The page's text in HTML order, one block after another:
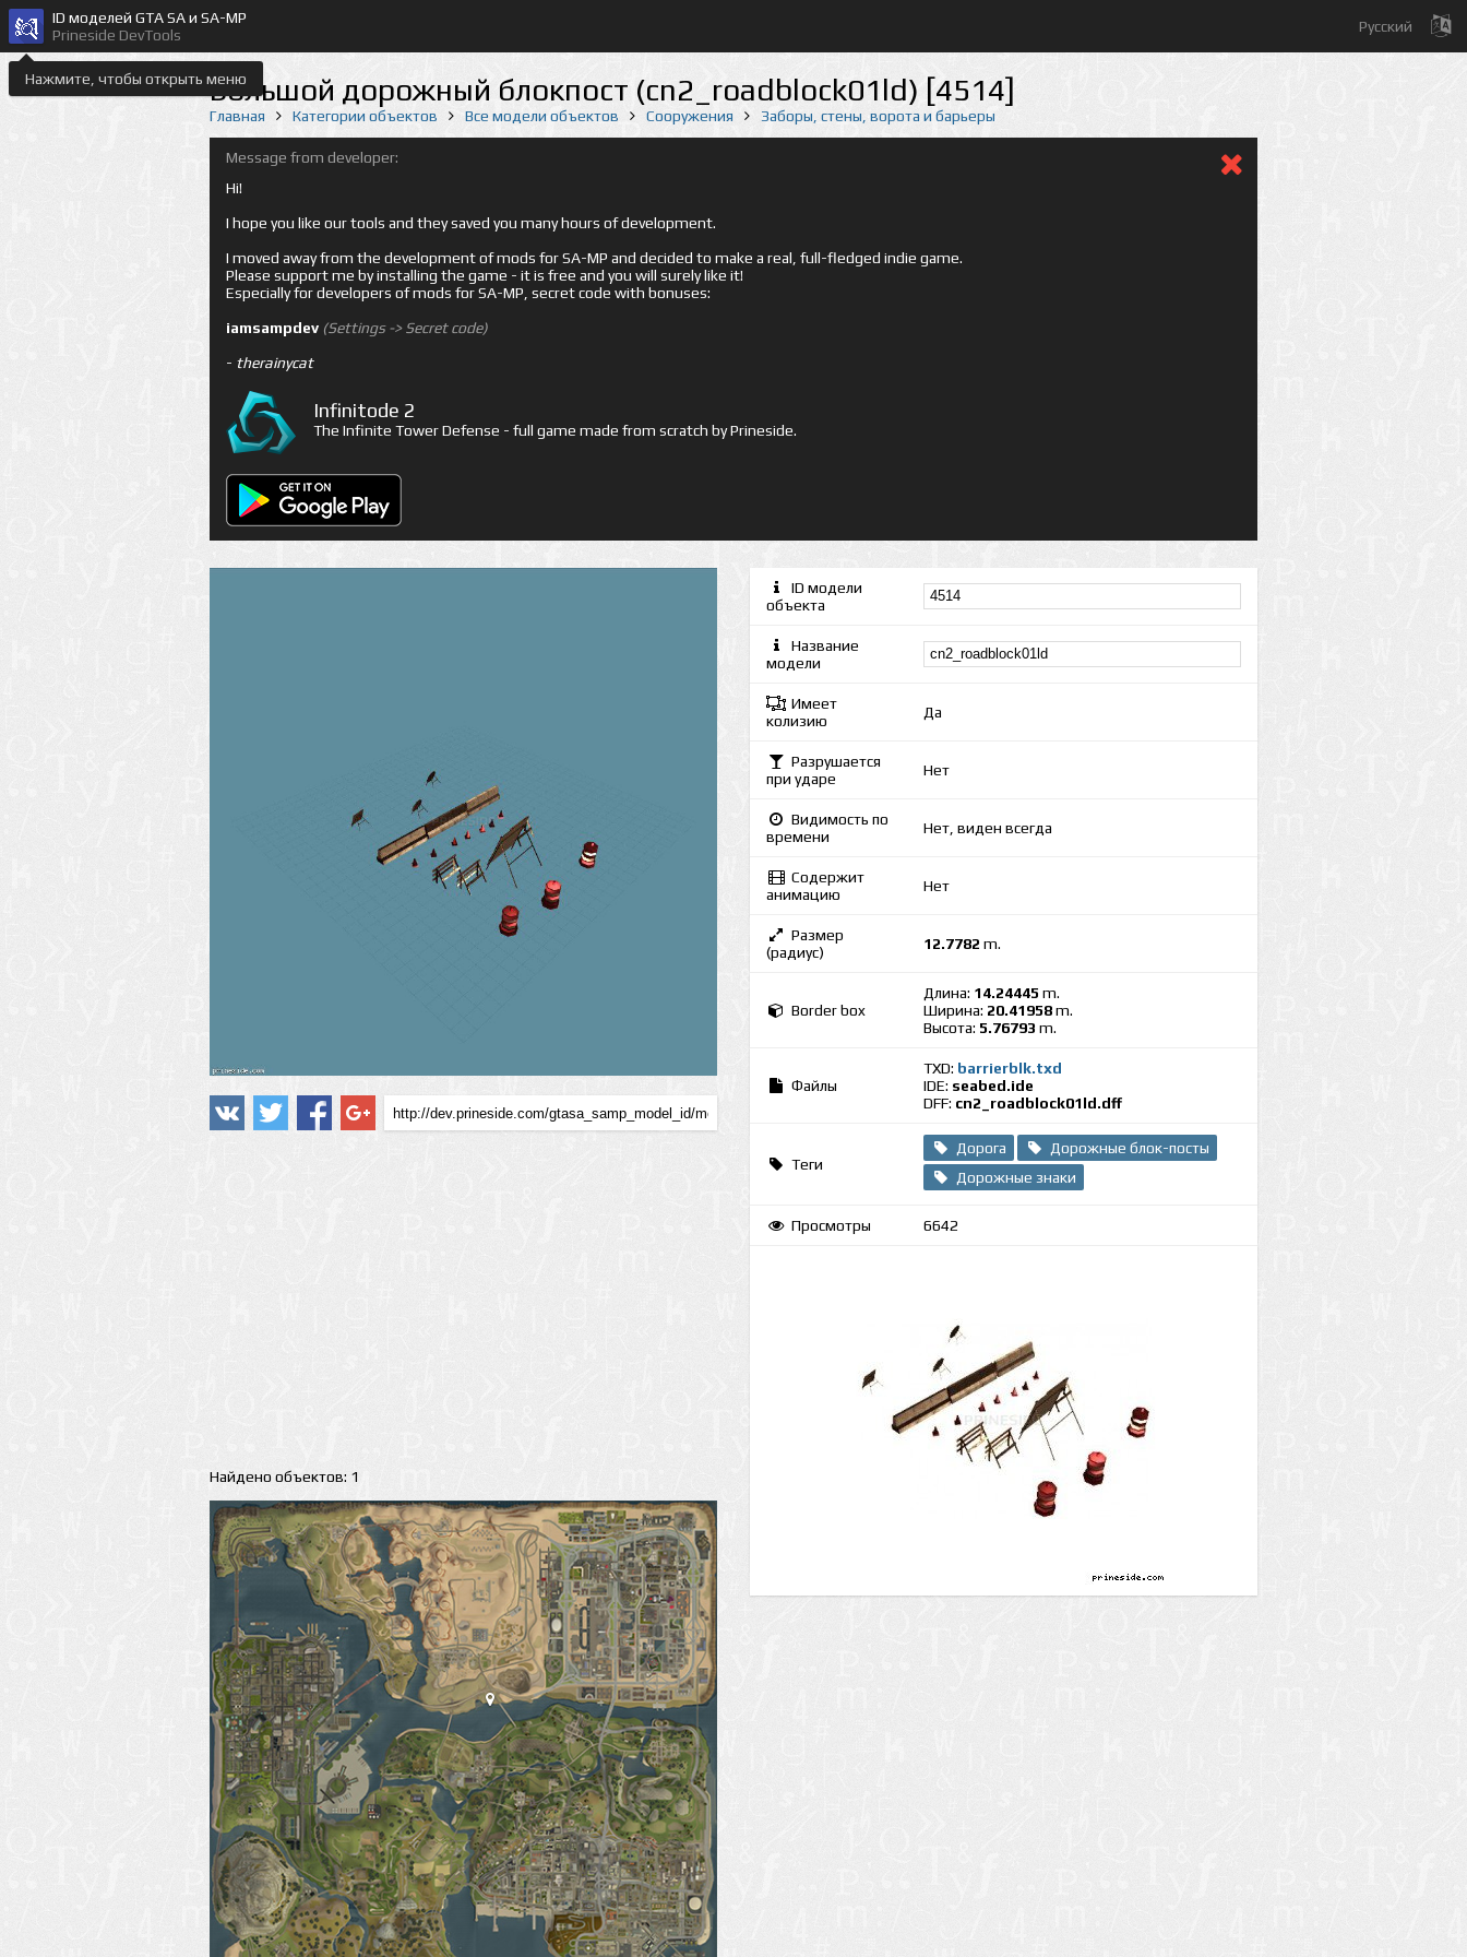
Нажмите, чтобы открыть меню
ID моделей GTA SA и SA-MP
Prineside DevTools
Русский
Большой дорожный блокпост (cn2_roadblock01ld) [4514]
Главная Категории объектов Все модели объектов Сооружения Заборы, стены, ворота и барьеры
Message from developer:
Hi!
I hope you like our tools and they saved you many hours of development.
I moved away from the development of mods for SA-MP and decided to make a real, full-fledged indie game.
Please support me by installing the game - it is free and you will surely like it!
Especially for developers of mods for SA-MP, secret code with bonuses:
iamsampdev (Settings -> Secret code)
- therainycat
Infinitode 2
The Infinite Tower Defense - full game made from scratch by Prineside.
Найдено объектов: 1
ID модели
объекта
Название
модели
Имеет
колизию
Да
Разрушается
при ударе
Нет
Видимость по
времени
Нет, виден всегда
Содержит
анимацию
Нет
Размер
(радиус)
12.7782 m.
Border box
Длина: 14.24445 m.
Ширина: 20.41958m.
Высота: 5.76793 m.
Файлы
TXD: barrierblk.txd
IDE: seabed.ide
DFF: cn2_roadblock01ld.dff
Теги
Дорога
Дорожные блок-посты
Дорожные знаки
Просмотры 6642